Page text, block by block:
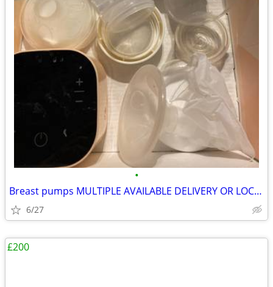
•
Breast pumps MULTIPLE AVAILABLE DELIVERY OR LOCAL COLLECTIOONLY PAYPAL
6/27
£200